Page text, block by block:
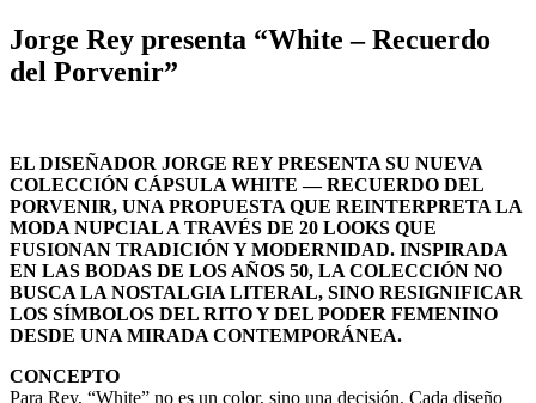
Jorge Rey presenta “White – Recuerdo
del Porvenir”
EL DISEÑADOR JORGE REY PRESENTA SU NUEVA
COLECCIÓN CÁPSULA WHITE — RECUERDO DEL
PORVENIR, UNA PROPUESTA QUE REINTERPRETA LA
MODA NUPCIAL A TRAVÉS DE 20 LOOKS QUE
FUSIONAN TRADICIÓN Y MODERNIDAD. INSPIRADA
EN LAS BODAS DE LOS AÑOS 50, LA COLECCIÓN NO
BUSCA LA NOSTALGIA LITERAL, SINO RESIGNIFICAR
LOS SÍMBOLOS DEL RITO Y DEL PODER FEMENINO
DESDE UNA MIRADA CONTEMPORÁNEA.
CONCEPTO
Para Rey, “White” no es un color, sino una decisión. Cada diseño